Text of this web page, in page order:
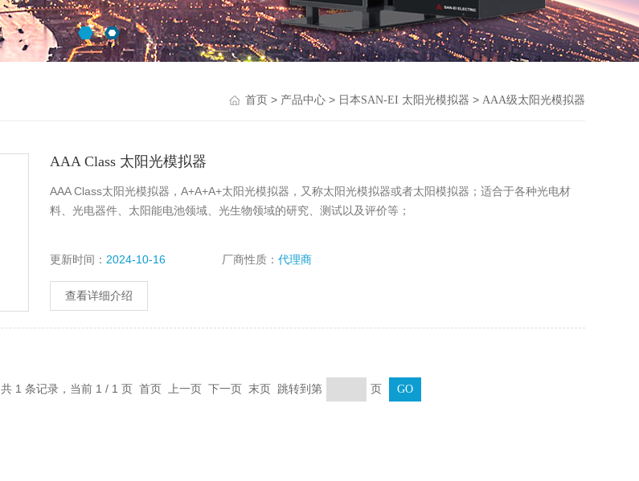
首页> 产品中心> 日本SAN-EI 太阳光模拟器 > AAA级太阳光模拟器
AAA Class 太阳光模拟器
AAA Class太阳光模拟器，A+A+A+太阳光模拟器，又称太阳光模拟器或者太阳模拟器；适合于各种光电材
料、光电器件、太阳能电池领域、光生物领域的研究、测试以及评价等；
更新时间： 2024-10-16 厂商性质：代理商
查看详细介绍
共 1 条记录，当前 1 / 1 页 首页 上一页 下一页 末页 跳转到第 页